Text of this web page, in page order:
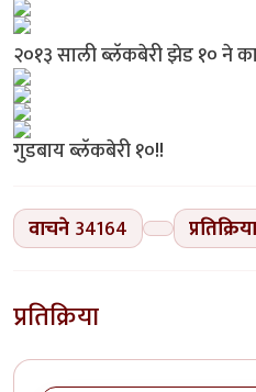
२०१३ साली ब्लॅकबेरी झेड १० ने
गुडबाय ब्लॅकबेरी १०!!
वाचने 34164 प्रतिक्रिया
प्रतिक्रिया